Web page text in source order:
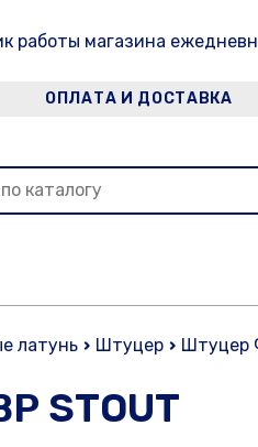
работы магазина
ОПЛАТА И ДОСТАВКА
латунь Штуцер Штуцер
STOUT